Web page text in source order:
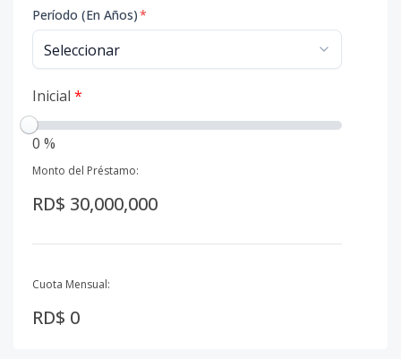
Período (En Años)*
Inicial *
0 %
Monto del Préstamo:
RD$ 30,000,000
Cuota Mensual:
RD$ 0